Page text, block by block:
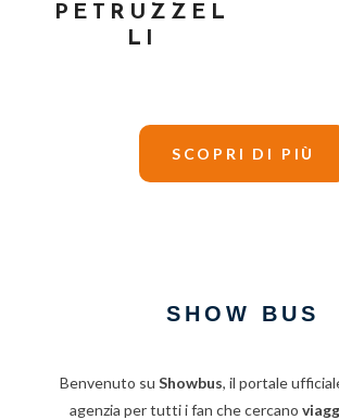
PETRUZZEL
LI
SCOPRI DI PIÙ
SHOW BUS
Benvenuto su Showbus, il portale
agenzia per tutti i fan che cercano